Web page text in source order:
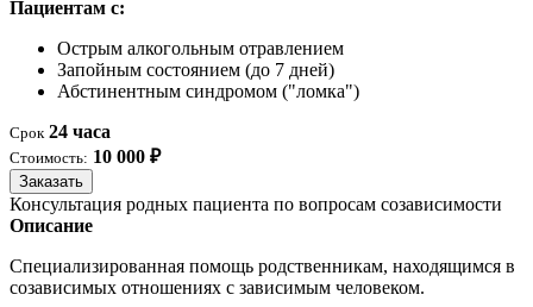
Пациентам с:
Острым алкогольным отравлением
Запойным состоянием (до 7 дней)
Абстинентным синдромом ("ломка")
Срок 24 часа
Стоимость: 10 000 ₽
Заказать
Консультация родных пациента по вопросам созависимости
Описание
Специализированная помощь родственникам, находящимся в
созависимых отношениях с зависимым человеком.